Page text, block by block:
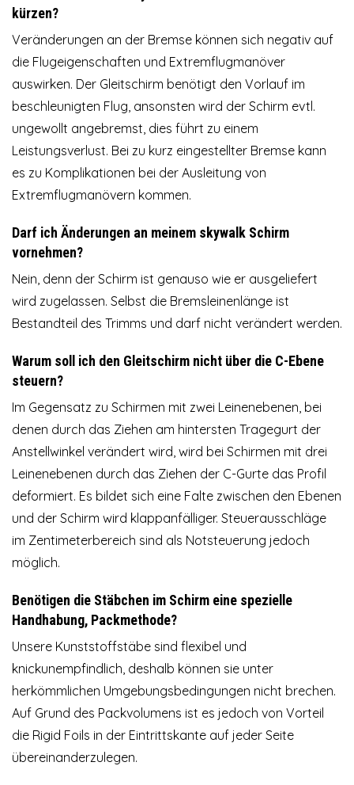
kürzen?
Veränderungen an der Bremse können sich negativ auf
die Flugeigenschaften und Extremflugmanöver
auswirken. Der Gleitschirm benötigt den Vorlauf im
beschleunigten Flug, ansonsten wird der Schirm evtl.
ungewollt angebremst, dies führt zu einem
Leistungsverlust. Bei zu kurz eingestellter Bremse kann
es zu Komplikationen bei der Ausleitung von
Extremflugmanövern kommen.
Darf ich Änderungen an meinem skywalk Schirm
vornehmen?
Nein, denn der Schirm ist genauso wie er ausgeliefert
wird zugelassen. Selbst die Bremsleinenlänge ist
Bestandteil des Trimms und darf nicht verändert werden.
Warum soll ich den Gleitschirm nicht über die C-Ebene
steuern?
Im Gegensatz zu Schirmen mit zwei Leinenebenen, bei
denen durch das Ziehen am hintersten Tragegurt der
Anstellwinkel verändert wird, wird bei Schirmen mit drei
Leinenebenen durch das Ziehen der C-Gurte das Profil
deformiert. Es bildet sich eine Falte zwischen den Ebenen
und der Schirm wird klappanfälliger. Steuerausschläge
im Zentimeterbereich sind als Notsteuerung jedoch
möglich.
Benötigen die Stäbchen im Schirm eine spezielle
Handhabung, Packmethode?
Unsere Kunststoffstäbe sind flexibel und
knickunempfindlich, deshalb können sie unter
herkömmlichen Umgebungsbedingungen nicht brechen.
Auf Grund des Packvolumens ist es jedoch von Vorteil
die Rigid Foils in der Eintrittskante auf jeder Seite
übereinanderzulegen.